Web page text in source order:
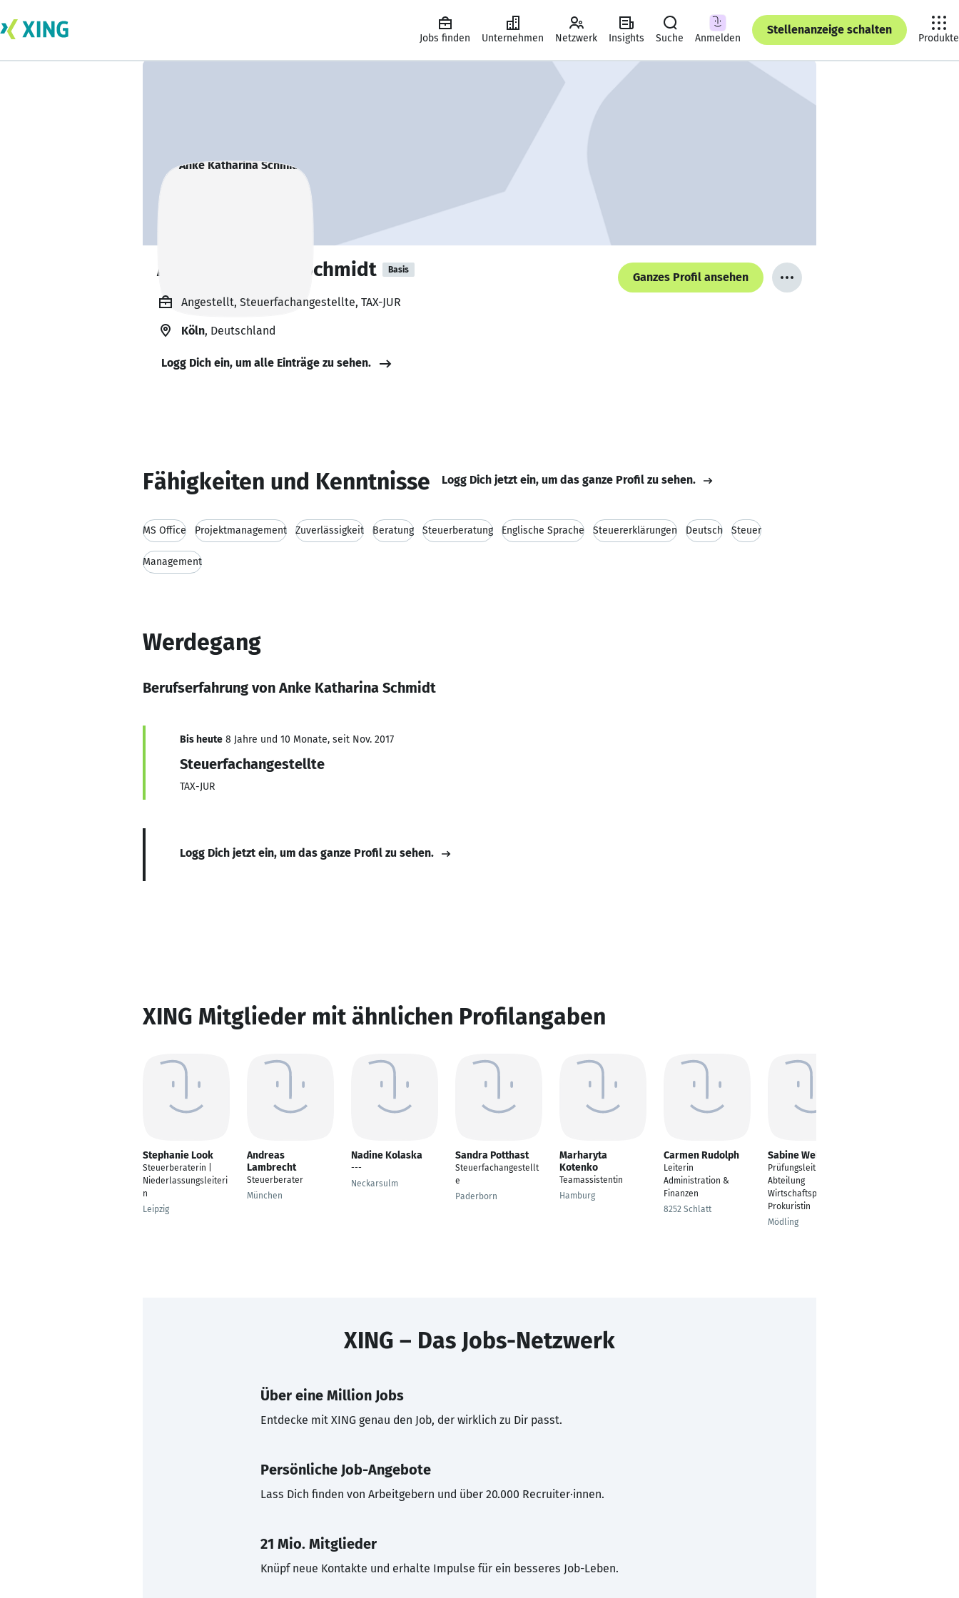
Jobs finden Unternehmen Netzwerk Insights Suche Anmelden
Stellenanzeige schalten
Produkte
Anke Katharina Schmidt Basis
Ganzes Profil ansehen
Angestellt, Steuerfachangestellte, TAX-JUR
Köln, Deutschland
Logg Dich ein, um alle Einträge zu sehen.
Fähigkeiten und Kenntnisse Logg Dich jetzt ein, um das ganze Profil zu sehen.
MS Office Projektmanagement Zuverlässigkeit Beratung Steuerberatung Englische Sprache Steuererklärungen Deutsch Steuer
Management
Werdegang
Berufserfahrung von Anke Katharina Schmidt
Bis heute 8 Jahre und 10 Monate, seit Nov. 2017
Steuerfachangestellte
TAX-JUR
Logg Dich jetzt ein, um das ganze Profil zu sehen.
XING Mitglieder mit ähnlichen Profilangaben
Stephanie Look
Steuerberaterin |
Niederlassungsleiteri
n
Leipzig
Andreas
Lambrecht
Steuerberater
München
Nadine Kolaska
---
Neckarsulm
Sandra Potthast
Steuerfachangestellt
e
Paderborn
Marharyta
Kotenko
Teamassistentin
Hamburg
Carmen Rudolph
Leiterin
Administration &
Finanzen
8252 Schlatt
Sabine Weber
Prüfungsleitung
Abteilung
Wirtschaftsprüfung /
Prokuristin
Mödling
XING – Das Jobs-Netzwerk
Über eine Million Jobs
Entdecke mit XING genau den Job, der wirklich zu Dir passt.
Persönliche Job-Angebote
Lass Dich finden von Arbeitgebern und über 20.000 Recruiter·innen.
21 Mio. Mitglieder
Knüpf neue Kontakte und erhalte Impulse für ein besseres Job-Leben.